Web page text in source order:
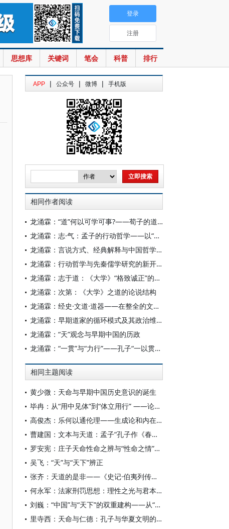
思想库 关键词 笔会 科普 排行
登录
注册
APP | 公众号 | 微博 | 手机版
相同作者阅读
龙涌霖：“道”何以可学可事?——荀子的道论及其哲学开展
龙涌霖：志·气：孟子的行动哲学——以“知言养气”章为中心的探讨
龙涌霖：言说方式、经典解释与中国哲学的未来
龙涌霖：行动哲学与先秦儒学研究的新开展
龙涌霖：志于道：《大学》“格致诚正”的整体结构
龙涌霖：次第：《大学》之道的论说结构
龙涌霖：经史·文道·道器——在整全的文明视野中把握中国哲学的常与变
龙涌霖：早期道家的循环模式及其政治维度
龙涌霖：“天”观念与早期中国的历政
龙涌霖：“一贯”与“力行”——孔子“一以贯之”说新解
相同主题阅读
黄少微：天命与早期中国历史意识的诞生
毕冉：从“用中见体”到“体立用行” ——论朱子对《中庸》首章“大本”“达道”的阐释变化
高俊杰：乐何以通伦理——生成论和内在机理维度下的思考
曹建国：文本与天道：孟子“孔子作《春秋》”说的知识与思想
罗安宪：庄子天命性命之辨与“性命之情”论析
吴飞：“天”与“天下”辨正
张齐：天道的是非——《史记·伯夷列传》刍议
何永军：法家刑罚思想：理性之光与君本之殇
刘巍：“中国”与“天下”的双重建构——从“周虽旧邦，其命维新”论中国古典政教之奠基
里寺西：天命与仁德：孔子与华夏文明的内在超越之路